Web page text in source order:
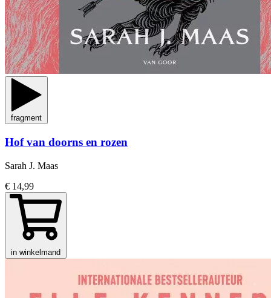
fragment
Hof van doorns en rozen
Sarah J. Maas
€ 14,99
in winkelmand